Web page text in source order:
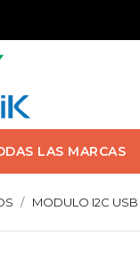
LAS MARCAS
MODULO I2C USB